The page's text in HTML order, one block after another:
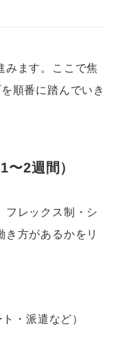
みます。ここで焦
順番に踏んでいき
2週間）
フレックス制・シ
方があるかをリ
・派遣など）